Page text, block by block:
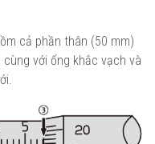
cả phần thân (50 mm)
với ống khắc vạch và